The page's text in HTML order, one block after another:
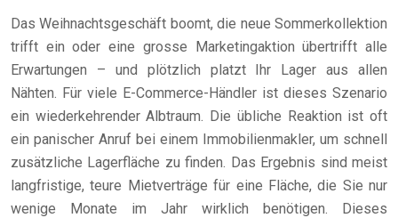
Das Weihnachtsgeschäft boomt, die neue Sommerkollektion
trifft ein oder eine grosse Marketingaktion übertrifft alle
Erwartungen – und plötzlich platzt Ihr Lager aus allen
Nähten. Für viele E-Commerce-Händler ist dieses Szenario
ein wiederkehrender Albtraum. Die übliche Reaktion ist oft
ein panischer Anruf bei einem Immobilienmakler, um schnell
zusätzliche Lagerfläche zu finden. Das Ergebnis sind meist
langfristige, teure Mietverträge für eine Fläche, die Sie nur
wenige Monate im Jahr wirklich benötigen. Dieses